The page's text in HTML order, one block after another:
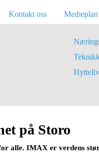
Kontakt oss
på Storo
alle. IMAX er verdens